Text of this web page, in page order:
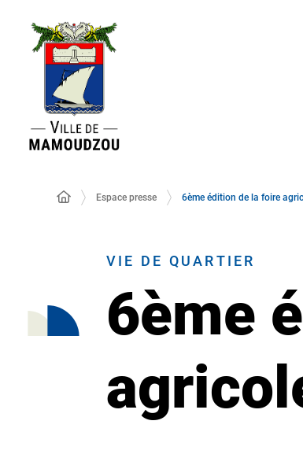
Espace presse 6ème édition de la foire
VIE DE QUARTIER
6ème